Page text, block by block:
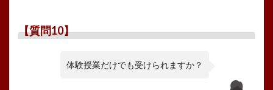
【質問10】
体験授業だけでも受けられますか？